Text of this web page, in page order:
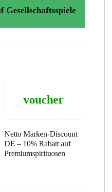
Gesellschaftsspiele
voucher
Netto Marken-Discount
DE – 10% Rabatt auf
Premiumspirituosen